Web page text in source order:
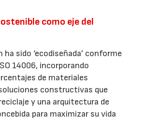
como eje del
ha sido ‘ecodiseñada’ conforme
14006, incorporando
de materiales
constructivas que
y una arquitectura de
para maximizar su vida